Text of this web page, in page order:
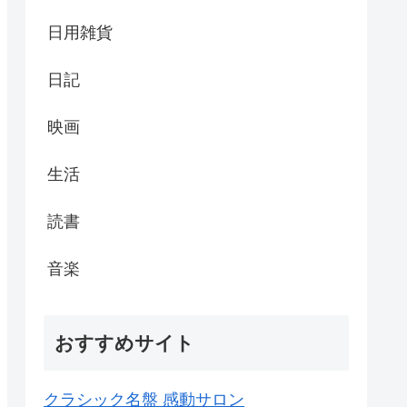
日用雑貨
日記
映画
生活
読書
音楽
おすすめサイト
クラシック名盤 感動サロン